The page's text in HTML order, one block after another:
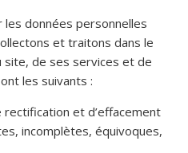
données personnelles
et traitons dans le
de ses services et de
les suivants :
rectification et d’effacement
incomplètes, équivoques,